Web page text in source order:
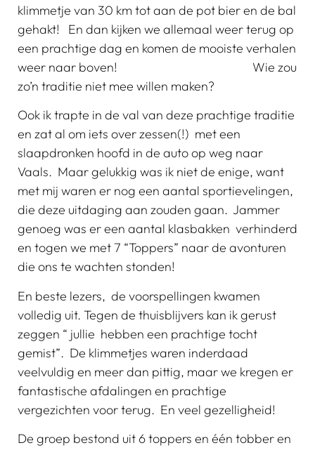
klimmetje van 30 km tot aan de pot bier en de bal
gehakt! En dan kijken we allemaal weer terug op
een prachtige dag en komen de mooiste verhalen
weer naar boven! Wie zou
zo’n traditie niet mee willen maken?
Ook ik trapte in de val van deze prachtige traditie
en zat al om iets over zessen(!) met een
slaapdronken hoofd in de auto op weg naar
Vaals. Maar gelukkig was ik niet de enige, want
met mij waren er nog een aantal sportievelingen,
die deze uitdaging aan zouden gaan. Jammer
genoeg was er een aantal klasbakken verhinderd
en togen we met 7 “Toppers” naar de avonturen
die ons te wachten stonden!
En beste lezers, de voorspellingen kwamen
volledig uit. Tegen de thuisblijvers kan ik gerust
zeggen “ jullie hebben een prachtige tocht
gemist”. De klimmetjes waren inderdaad
veelvuldig en meer dan pittig, maar we kregen er
fantastische afdalingen en prachtige
vergezichten voor terug. En veel gezelligheid!
De groep bestond uit 6 toppers en één tobber en